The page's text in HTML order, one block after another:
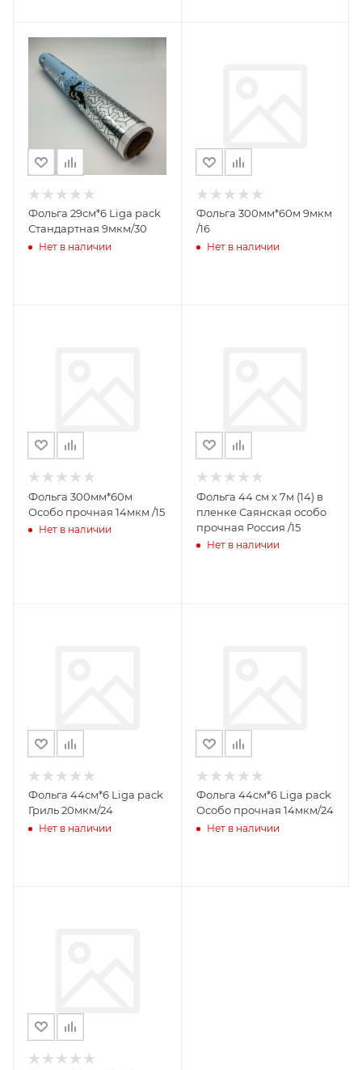
Фольга 29см*6 Liga pack
Стандартная 9мкм/30
Нет в наличии
Фольга 300мм*60м 9мкм
/16
Нет в наличии
Фольга 300мм*60м
Особо прочная 14мкм /15
Нет в наличии
Фольга 44 см х 7м (14) в
пленке Саянская особо
прочная Россия /15
Нет в наличии
Фольга 44см*6 Liga pack
Гриль 20мкм/24
Нет в наличии
Фольга 44см*6 Liga pack
Особо прочная 14мкм/24
Нет в наличии